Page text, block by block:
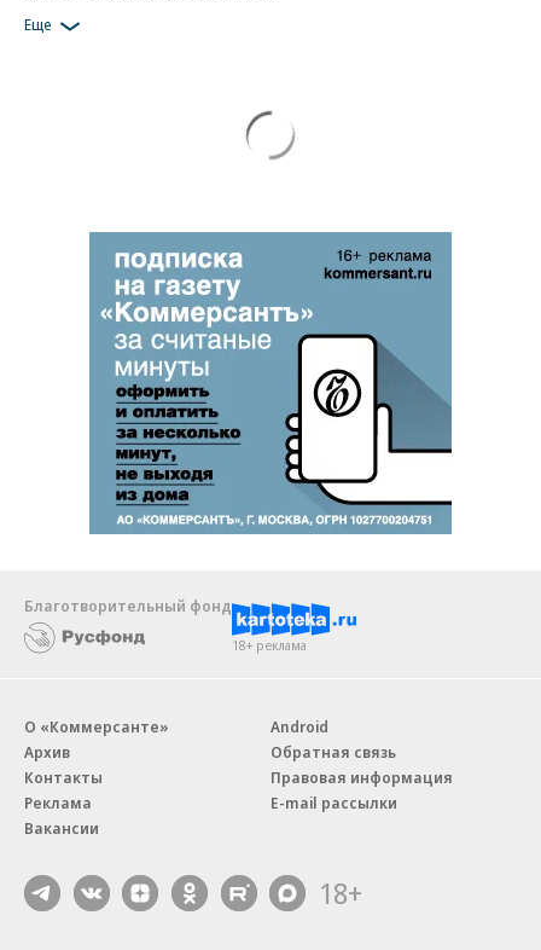
Еще
Благотворительный фонд
18+ реклама
О «Коммерсанте»
Архив
Контакты
Реклама
Вакансии
Android
Обратная связь
Правовая информация
E-mail рассылки
18+